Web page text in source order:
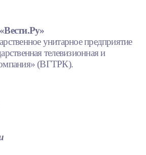
унитарное предприятие
телевизионная и
(ВГТРК).